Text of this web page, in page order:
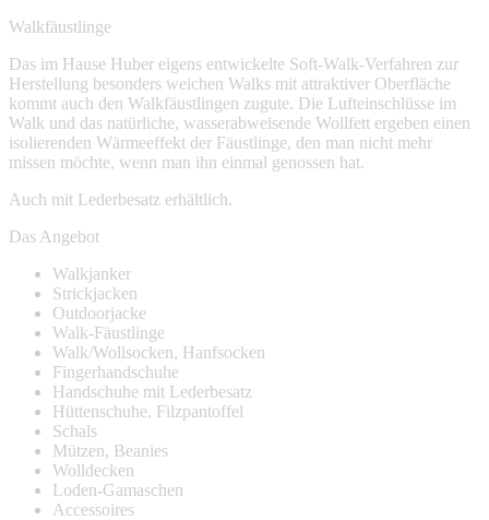
Walkfäustlinge
Das im Hause Huber eigens entwickelte Soft-Walk-Verfahren zur
Herstellung besonders weichen Walks mit attraktiver Oberfläche
kommt auch den Walkfäustlingen zugute. Die Lufteinschlüsse im
Walk und das natürliche, wasserabweisende Wollfett ergeben einen
isolierenden Wärmeeffekt der Fäustlinge, den man nicht mehr
missen möchte, wenn man ihn einmal genossen hat.
Auch mit Lederbesatz erhältlich.
Das Angebot
Walkjanker
Strickjacken
Outdoorjacke
Walk-Fäustlinge
Walk/Wollsocken, Hanfsocken
Fingerhandschuhe
Handschuhe mit Lederbesatz
Hüttenschuhe, Filzpantoffel
Schals
Mützen, Beanies
Wolldecken
Loden-Gamaschen
Accessoires